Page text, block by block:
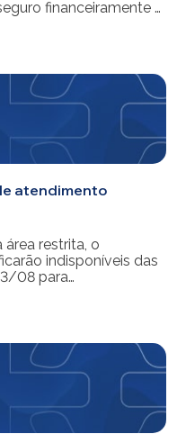
financeiramente e
dos nossos mais
atendimento
área restrita, o
indisponíveis das
08 para
que as
[…]